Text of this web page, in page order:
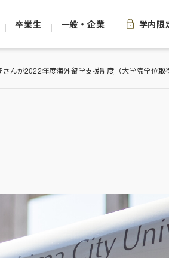
卒業生 一般・企業 学内限
んが2022年度海外留学支援制度（大学院学位取